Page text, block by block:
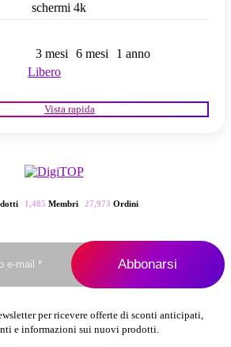
schermi 4k
3 mesi 6 mesi
1 anno
Libero
Vista rapida
1,485 Membri 27,973 Ordini
per ricevere offerte di sconti anticipati,
e informazioni sui nuovi prodotti.